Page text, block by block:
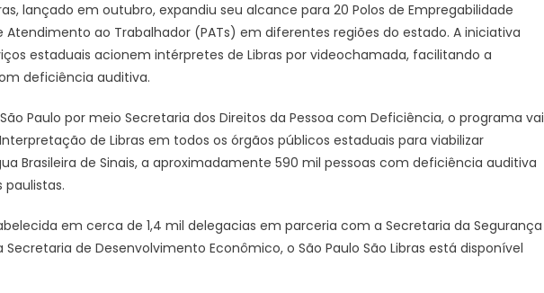
lançado em outubro, expandiu seu alcance para 20 Polos de Empregabilidade
Atendimento ao Trabalhador (PATs) em diferentes regiões do estado. A iniciativa
estaduais acionem intérpretes de Libras por videochamada, facilitando a
deficiência auditiva.
Paulo por meio Secretaria dos Direitos da Pessoa com Deficiência, o programa vai
de Libras em todos os órgãos públicos estaduais para viabilizar
Brasileira de Sinais, a aproximadamente 590 mil pessoas com deficiência auditiva
em cerca de 1,4 mil delegacias em parceria com a Secretaria da Segurança
de Desenvolvimento Econômico, o São Paulo São Libras está disponível